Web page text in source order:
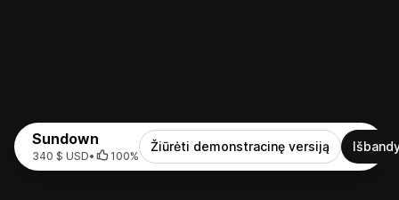
Sundown
340 $ USD• 100%
Žiūrėti demonstracinę versiją